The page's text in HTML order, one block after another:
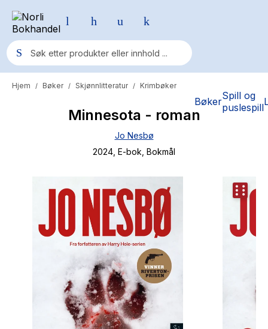
BøkerSpill og
puslespill
Populære søk
Fury Bound - Sable Sorensen
Elizabeth Strout
Hitster
Hypopressiv trening
The Housemaid
Hjem / Bøker / Skjønnlitteratur / Krimbøker
Minnesota - roman
Jo Nesbø
2024 , E-bok , Bokmål